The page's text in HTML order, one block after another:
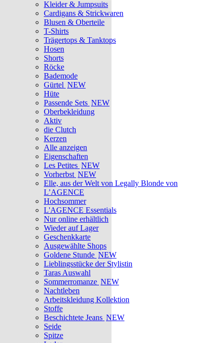
Kleider & Jumpsuits
Cardigans & Strickwaren
Blusen & Oberteile
T-Shirts
Trägertops & Tanktops
Hosen
Shorts
Röcke
Bademode
Gürtel NEW
Hüte
Passende Sets NEW
Oberbekleidung
Aktiv
die Clutch
Kerzen
Alle anzeigen
Eigenschaften
Les Petites NEW
Vorherbst NEW
Elle, aus der Welt von Legally Blonde von
L’AGENCE
Hochsommer
L'AGENCE Essentials
Nur online erhältlich
Wieder auf Lager
Geschenkkarte
Ausgewählte Shops
Goldene Stunde NEW
Lieblingsstücke der Stylistin
Taras Auswahl
Sommerromanze NEW
Nachtleben
Arbeitskleidung Kollektion
Stoffe
Beschichtete Jeans NEW
Seide
Spitze